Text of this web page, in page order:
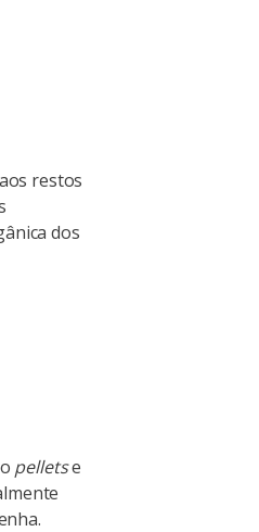
restos
dos
pelletse